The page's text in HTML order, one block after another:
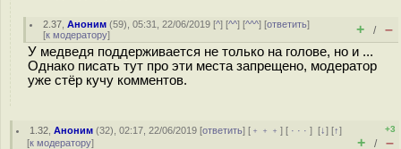
2.37 ,Аноним (59), 05:31, 22/06/2019 [^] [^^] [^^^] [ответить]
[к модератору] + / –
У медведя поддерживается не только на голове, но и ...
Однако писать тут про эти места запрещено, модератор
уже стёр кучу комментов.
1.32 ,Аноним (32), 02:17, 22/06/2019 [ответить] [ ﹢﹢﹢] [ · · ·][↓] [↑]
[к модератору]
+3
+ / –